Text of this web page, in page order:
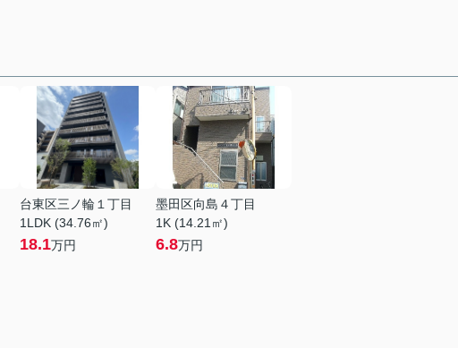
台東区三ノ輪１丁目
1LDK (34.76㎡)
18.1万円
墨田区向島４丁目
1K (14.21㎡)
6.8万円